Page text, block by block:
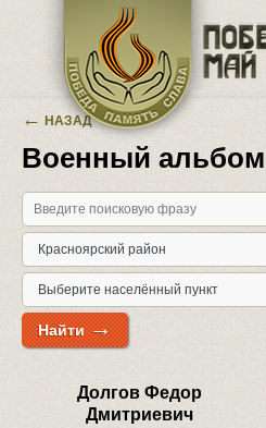
Перейти к основному содержанию
← НАЗАД
Военный альбом
Найти→
Долгов Федор
Дмитриевич